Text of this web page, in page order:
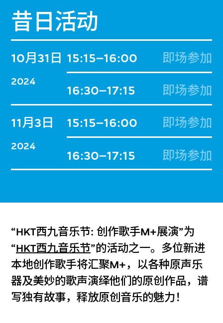
昔日活动
10月31日
2024
15:15–16:00 即场参加
16:30–17:15 即场参加
11月3日
2024
15:15–16:00 即场参加
16:30–17:15 即场参加
“HKT西九音乐节: 创作歌手M+展演”为
“HKT西九音乐节”的活动之一。多位新进
本地创作歌手将汇聚M+，以各种原声乐
器及美妙的歌声演绎他们的原创作品，谱
写独有故事，释放原创音乐的魅力！